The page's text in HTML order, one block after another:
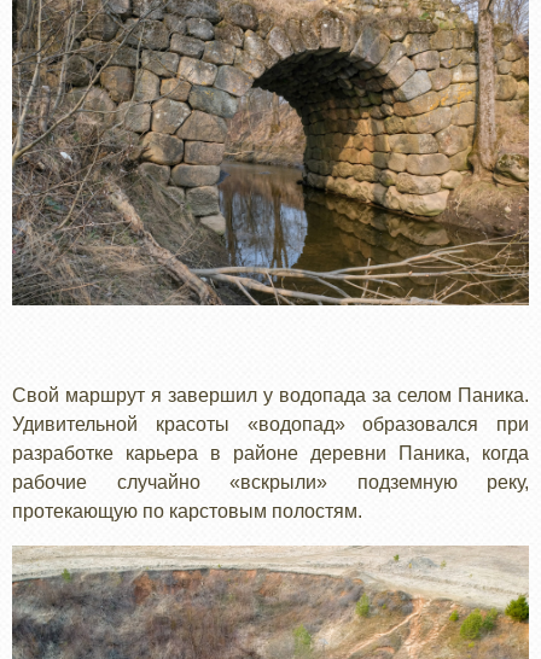
Свой маршрут я завершил у водопада за селом Паника.
Удивительной красоты «водопад» образовался при
разработке карьера в районе деревни Паника, когда
рабочие случайно «вскрыли» подземную реку,
протекающую по карстовым полостям.